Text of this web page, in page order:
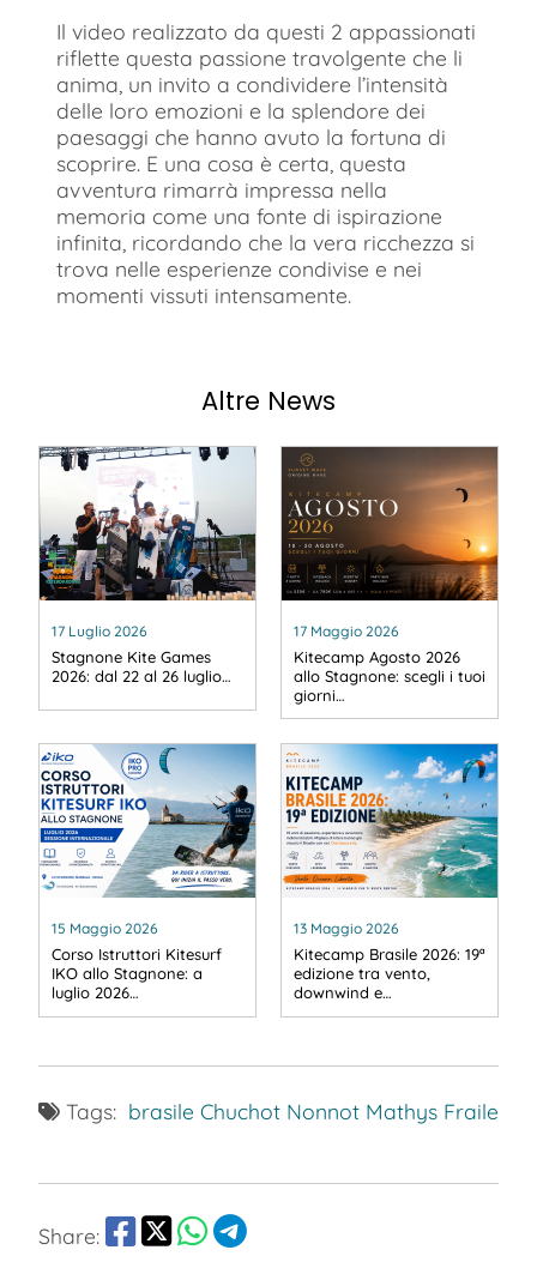
Il video realizzato da questi 2 appassionati
riflette questa passione travolgente che li
anima, un invito a condividere l’intensità
delle loro emozioni e la splendore dei
paesaggi che hanno avuto la fortuna di
scoprire. E una cosa è certa, questa
avventura rimarrà impressa nella
memoria come una fonte di ispirazione
infinita, ricordando che la vera ricchezza si
trova nelle esperienze condivise e nei
momenti vissuti intensamente.
Altre News
17 Luglio 2026
Stagnone Kite Games
2026: dal 22 al 26 luglio…
17 Maggio 2026
Kitecamp Agosto 2026
allo Stagnone: scegli i tuoi
giorni…
15 Maggio 2026
Corso Istruttori Kitesurf
IKO allo Stagnone: a
luglio 2026…
13 Maggio 2026
Kitecamp Brasile 2026: 19ª
edizione tra vento,
downwind e…
Tags: brasile Chuchot Nonnot Mathys Fraile
Share: